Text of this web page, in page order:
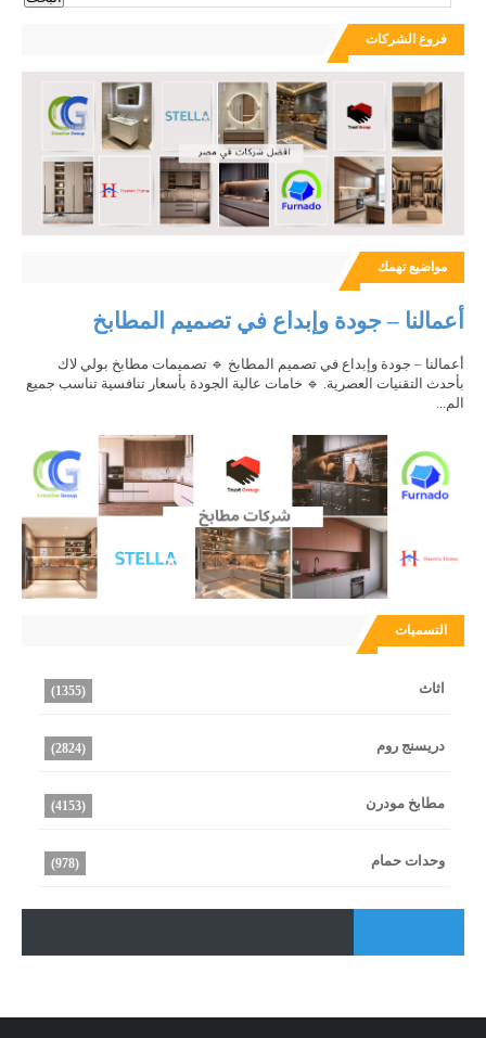
فروع الشركات
مواضيع تهمك
أعمالنا – جودة وإبداع في تصميم المطابخ
أعمالنا – جودة وإبداع في تصميم المطابخ 🔹 تصميمات مطابخ بولي لاك
بأحدث التقنيات العصرية. 🔹 خامات عالية الجودة بأسعار تنافسية تناسب جميع
الم...
التسميات
اثاث (1355)
دريسنج روم (2824)
مطابخ مودرن (4153)
وحدات حمام (978)